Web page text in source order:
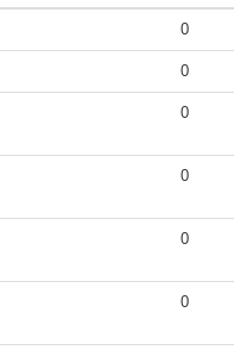
0
0
0
0
0
0